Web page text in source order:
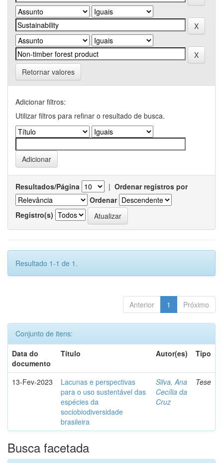
Retornar valores
Adicionar filtros:
Utilizar filtros para refinar o resultado de busca.
Resultados/Página | Ordenar registros por
Ordenar
Registro(s)
Resultado 1-1 de 1.
Anterior 1 Próximo
Conjunto de itens:
Data do
documento
Título Autor(es) Tipo
13-Fev-2023
Lacunas e perspectivas
para o uso sustentável das
espécies da
sociobiodiversidade
brasileira
Silva, Ana
Cecília da
Cruz
Tese
Busca facetada